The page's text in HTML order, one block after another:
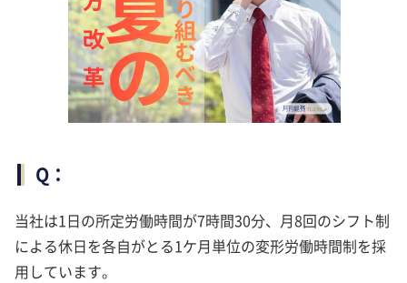
Q：
当社は1日の所定労働時間が7時間30分、月8回のシフト制
による休日を各自がとる1ケ月単位の変形労働時間制を採
用しています。